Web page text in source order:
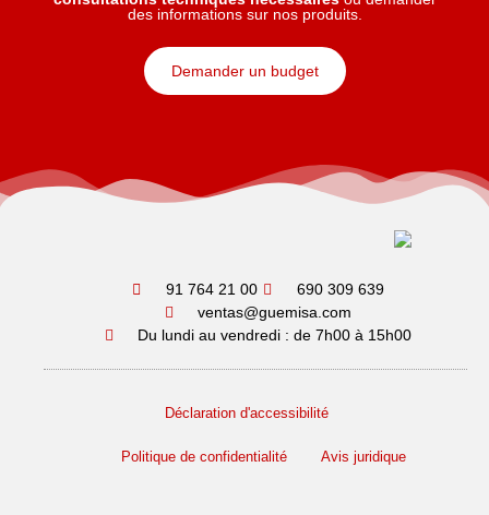
des informations sur nos produits.
Demander un budget
91 764 21 00
690 309 639
ventas@guemisa.com
Du lundi au vendredi : de 7h00 à 15h00
Déclaration d'accessibilité
Politique de confidentialité Avis juridique